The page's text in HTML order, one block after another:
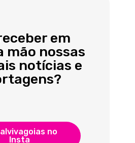
em
mão nossas
notícias e
no
Insta